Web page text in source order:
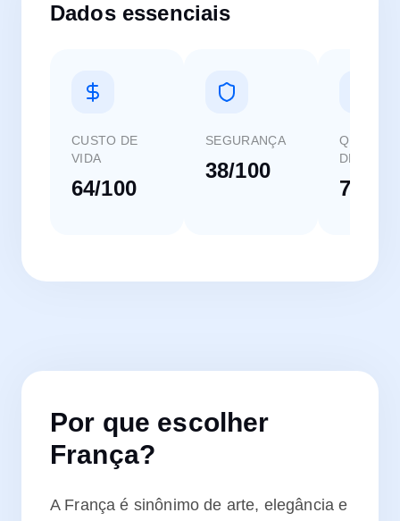
Dados essenciais
CUSTO DE
VIDA
64/100
SEGURANÇA
38/100
DE VIDA
76/
Por que escolher
França?
A França é sinônimo de arte, elegância e